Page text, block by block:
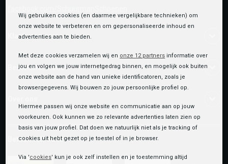
Klantenservice
Bestelinformatie
Betaalmethoden
Wij gebruiken cookies (en daarmee vergelijkbare technieken) om
onze website te verbeteren en om gepersonaliseerde inhoud en
advertenties aan te bieden.
Met deze cookies verzamelen wij en onze 12 partners informatie over
jou en volgen we jouw internetgedrag binnen, en mogelijk ook buiten
onze website aan de hand van unieke identificatoren, zoals je
browsergegevens. Wij bouwen zo jouw persoonlijke profiel op.
Hiermee passen wij onze website en communicatie aan op jouw
voorkeuren. Ook kunnen we zo relevante advertenties laten zien op
basis van jouw profiel. Dat doen we natuurlijk niet als je tracking of
cookies uit hebt gezet op je toestel of in je browser.
Via 'cookies' kun je ook zelf instellen en je toestemming altijd